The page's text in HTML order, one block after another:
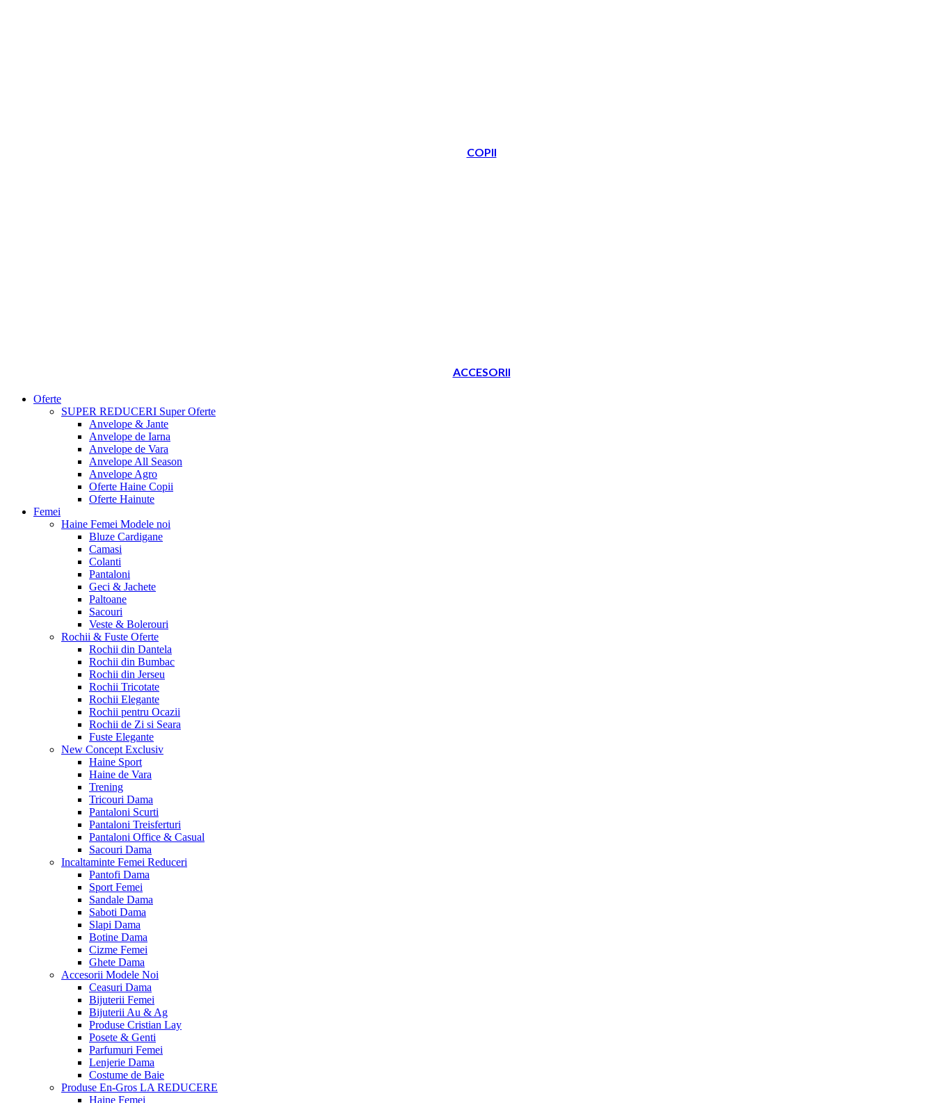
COPII
ACCESORII
Oferte
SUPER REDUCERI Super Oferte
Anvelope & Jante
Anvelope de Iarna
Anvelope de Vara
Anvelope All Season
Anvelope Agro
Oferte Haine Copii
Oferte Hainute
Femei
Haine Femei Modele noi
Bluze Cardigane
Camasi
Colanti
Pantaloni
Geci & Jachete
Paltoane
Sacouri
Veste & Bolerouri
Rochii & Fuste Oferte
Rochii din Dantela
Rochii din Bumbac
Rochii din Jerseu
Rochii Tricotate
Rochii Elegante
Rochii pentru Ocazii
Rochii de Zi si Seara
Fuste Elegante
New Concept Exclusiv
Haine Sport
Haine de Vara
Trening
Tricouri Dama
Pantaloni Scurti
Pantaloni Treisferturi
Pantaloni Office & Casual
Sacouri Dama
Incaltaminte Femei Reduceri
Pantofi Dama
Sport Femei
Sandale Dama
Saboti Dama
Slapi Dama
Botine Dama
Cizme Femei
Ghete Dama
Accesorii Modele Noi
Ceasuri Dama
Bijuterii Femei
Bijuterii Au & Ag
Produse Cristian Lay
Posete & Genti
Parfumuri Femei
Lenjerie Dama
Costume de Baie
Produse En-Gros LA REDUCERE
Haine Femei